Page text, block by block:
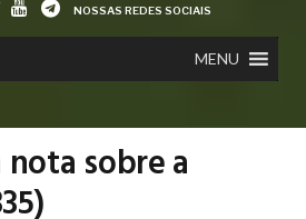
NOSSAS REDES SOCIAIS
MENU
sobre a